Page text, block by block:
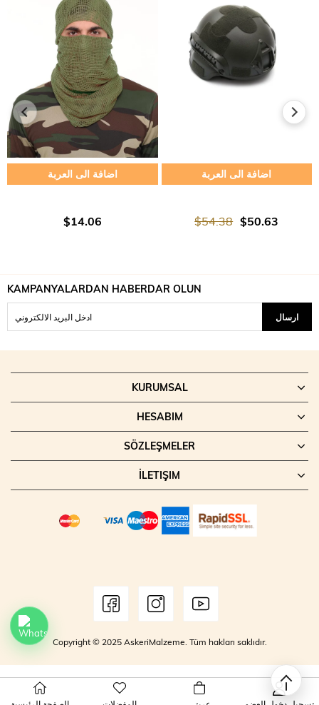
اضافة الى العربة
$14.06
اضافة الى العربة
$50.63
$54.38
KAMPANYALARDAN HABERDAR OLUN
ارسال
KURUMSAL
HESABIM
SÖZLEŞMELER
İLETIŞIM
Copyright © 2025 AskeriMalzeme. Tüm hakları saklıdır.